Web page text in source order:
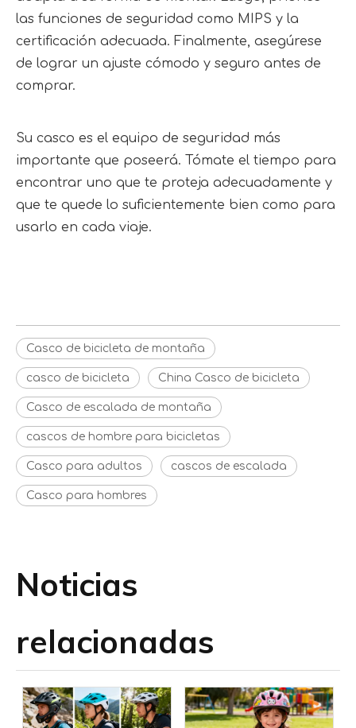
las funciones de seguridad como MIPS y la
certificación adecuada. Finalmente, asegúrese
de lograr un ajuste cómodo y seguro antes de
comprar.
Su casco es el equipo de seguridad más
importante que poseerá. Tómate el tiempo para
encontrar uno que te proteja adecuadamente y
que te quede lo suficientemente bien como para
usarlo en cada viaje.
Casco de bicicleta de montaña
casco de bicicleta China Casco de bicicleta
Casco de escalada de montaña
cascos de hombre para bicicletas
Casco para adultos cascos de escalada
Casco para hombres
Noticias
relacionadas